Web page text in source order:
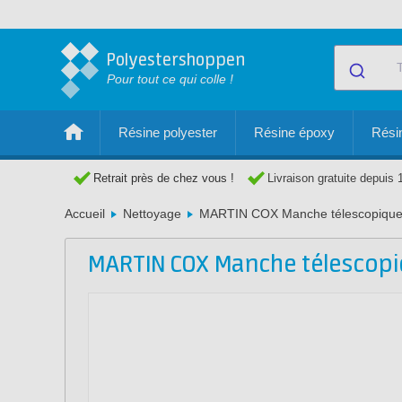
Polyestershoppen
Pour tout ce qui colle !
Résine polyester Résine époxy
Retrait près de chez vous ! Livraison gratuite depuis
Accueil Nettoyage MARTIN COX Manche
MARTIN COX Manche